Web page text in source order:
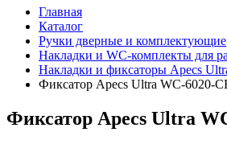
Главная
Каталог
Ручки дверные и комплектующие
Накладки и WC-комплекты для
Накладки и фиксаторы Apecs
Фиксатор Apecs Ultra WC-6020-
Фиксатор Apecs Ultra